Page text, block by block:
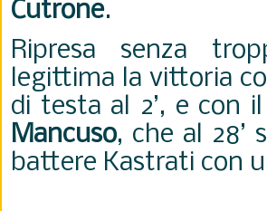
Cutrone.
Ripresa senza
legittima la vittoria
di testa al 2’, e con
Mancuso, che al 28’
battere Kastrati con